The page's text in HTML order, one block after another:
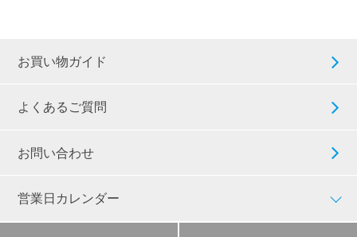
お買い物ガイド
よくあるご質問
お問い合わせ
営業日カレンダー